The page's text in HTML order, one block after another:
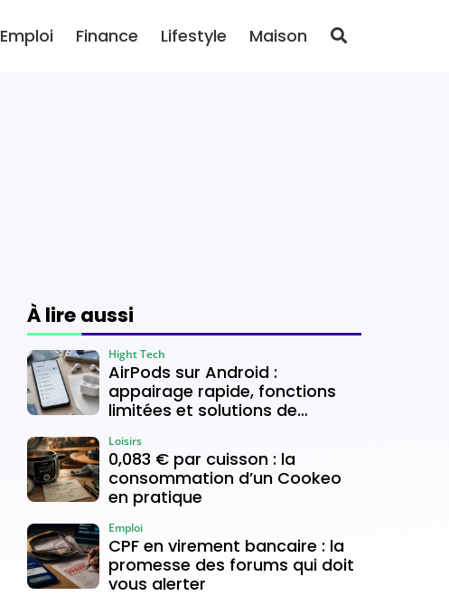
Emploi Finance Lifestyle Maison
À lire aussi
AirPods sur Android :
appairage rapide, fonctions
limitées et solutions de
Hight Tech
0,083 € par cuisson : la
consommation d’un Cookeo
en pratique
Loisirs
CPF en virement bancaire : la
promesse des forums qui doit
vous alerter
Emploi